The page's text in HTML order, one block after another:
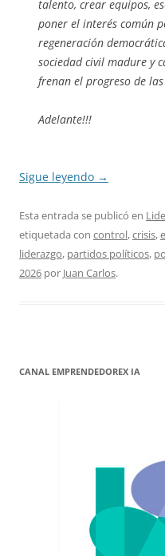
talento, crear equipos,
poner el interés común
regeneración
sociedad civil madure y
frenan el progreso de
Adelante!!!
Sigue leyendo →
Esta entrada se publicó en
etiquetada con control,crisis,
liderazgo, partidos políticos,
2026 por Juan Carlos.
CANAL EMPRENDEDOREX IA